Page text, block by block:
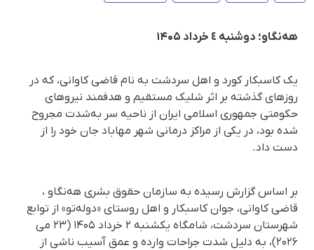
هه‌نگاو؛ دوشنبه ٤ خرداد ۱۴۰۵
یک کاسبکار کورد و اهل سردشت به نام قاضی کاوانی، که در
روزهای گذشته بر اثر شلیک مستقیم و هدفمند نیروهای
حکومتی جمهوری اسلامی ایران از ناحیه سر به‌شدت مجروح
شده بود، در یکی از مراکز درمانی شهر مهاباد جان خود را از
دست داد.
بر اساس گزارش رسیده به سازمان حقوق بشری هه‌نگاو ،
قاضی کاوانی، جوان کاسبکار و اهل روستای «دوله‌تو» از توابع
شهرستان سردشت، شامگاه یکشنبه ۲ خرداد ۱۴۰۵ (۲۳ می
۲۰۲۶)، به دلیل شدت جراحات وارده و عمق آسیب ناشی از